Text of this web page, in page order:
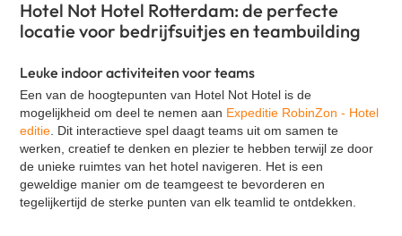
Zakelijke speeddate (kennismakingsspel)
GPS Citygames
Graffiti workshop
Expeditie RobinZon - Hotel editie
Bingo XL
Cluedo XL
Percussie workshop
Yoga
Hotel Not Hotel Rotterdam: de perfecte
locatie voor bedrijfsuitjes en teambuilding
Leuke indoor activiteiten voor teams
Een van de hoogtepunten van Hotel Not Hotel is de
mogelijkheid om deel te nemen aan Expeditie RobinZon - Hotel
editie. Dit interactieve spel daagt teams uit om samen te
werken, creatief te denken en plezier te hebben terwijl ze door
de unieke ruimtes van het hotel navigeren. Het is een
geweldige manier om de teamgeest te bevorderen en
tegelijkertijd de sterke punten van elk teamlid te ontdekken.